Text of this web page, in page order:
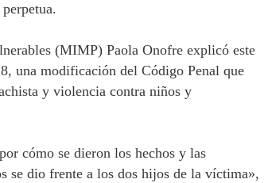
(MIMP) Paola Onofre explicó este
una modificación del Código Penal que
y violencia contra niños y
cómo se dieron los hechos y las
se dio frente a los dos hijos de la víctima»,